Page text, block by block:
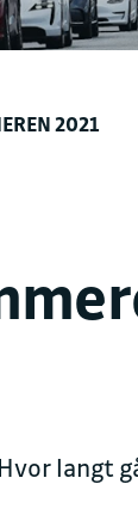
2021
langt